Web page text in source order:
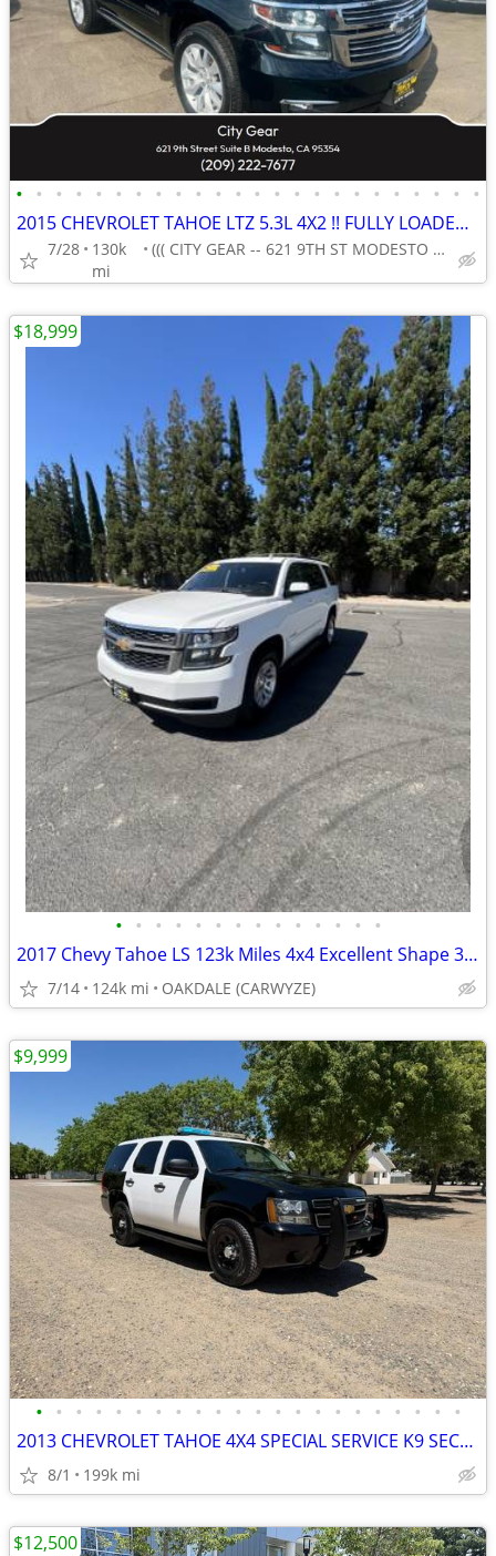
• • • • • • • • • • • • • • • • • • • • • • • •
2015 CHEVROLET TAHOE LTZ 5.3L 4X2 !! FULLY LOADED !! 129K MILES !!!
7/28
130k
mi
((( CITY GEAR -- 621 9TH ST MODESTO CA 95354 ))
• • • • • • • • • • • • • •
2017 Chevy Tahoe LS 123k Miles 4x4 Excellent Shape 3rd Row Seating
7/14 124k mi OAKDALE (CARWYZE)
$18,999
• • • • • • • • • • • • • • • • • • • • • •
2013 CHEVROLET TAHOE 4X4 SPECIAL SERVICE K9 SECURITY
8/1 199k mi
$9,999
$12,500